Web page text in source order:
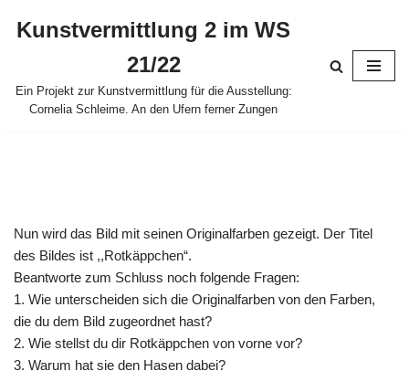
springen
Kunstvermittlung 2 im WS
21/22
Ein Projekt zur Kunstvermittlung für die Ausstellung:
Cornelia Schleime. An den Ufern ferner Zungen
Nun wird das Bild mit seinen Originalfarben gezeigt. Der Titel
des Bildes ist ,,Rotkäppchen“.
Beantworte zum Schluss noch folgende Fragen:
1. Wie unterscheiden sich die Originalfarben von den Farben,
die du dem Bild zugeordnet hast?
2. Wie stellst du dir Rotkäppchen von vorne vor?
3. Warum hat sie den Hasen dabei?